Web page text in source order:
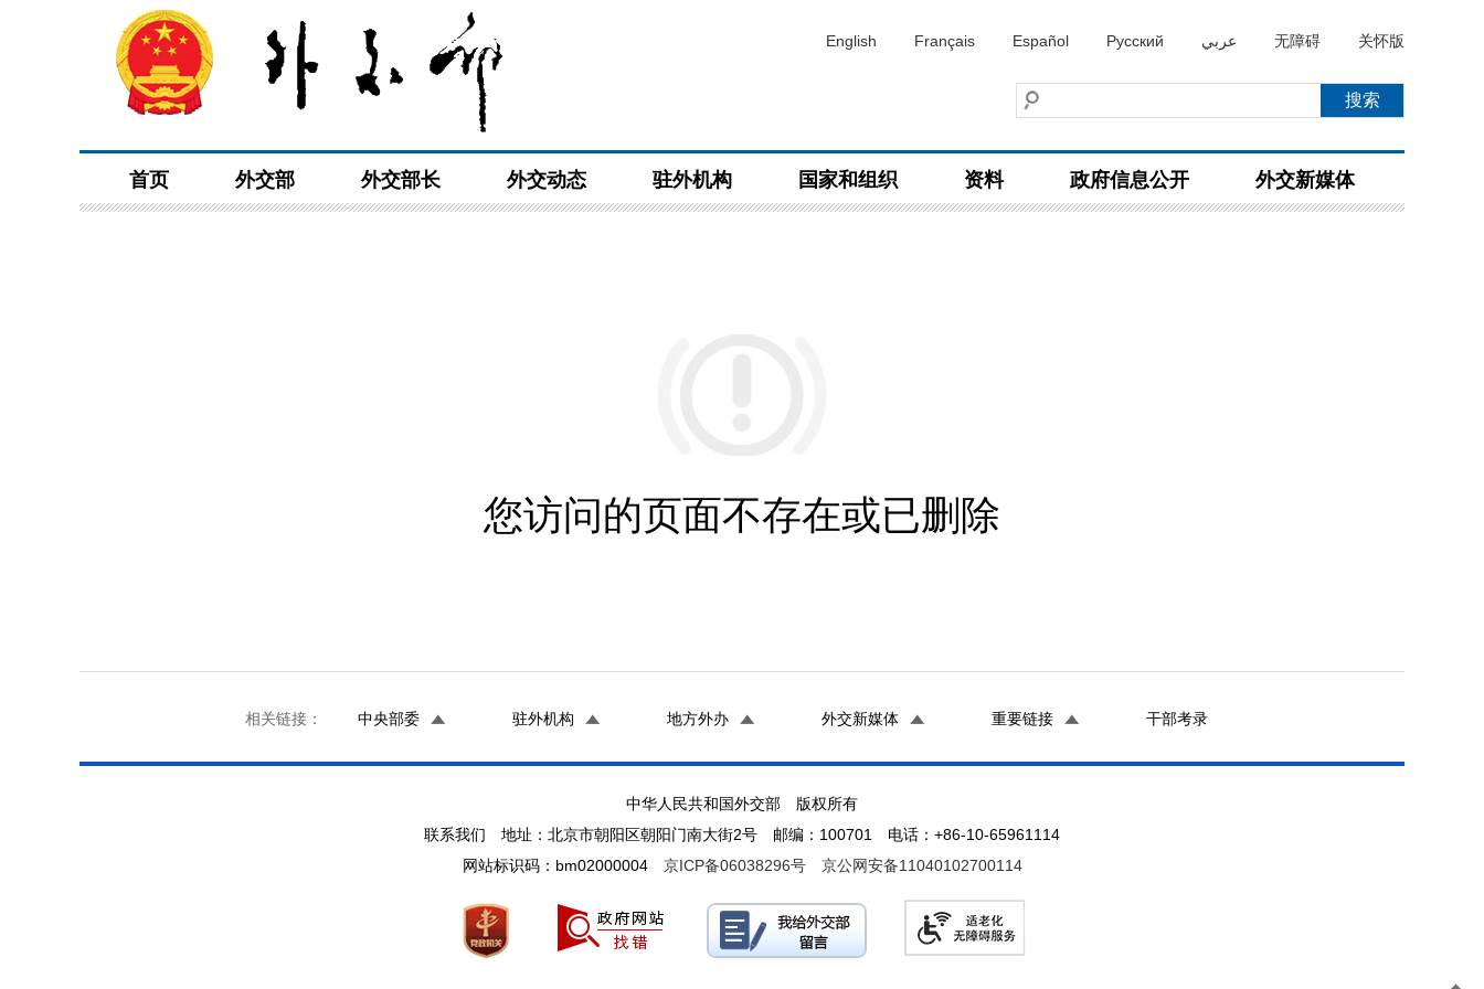
English Français Español Русский عربي 无障碍 关怀版
首页 外交部 外交部长 外交动态 驻外机构 国家和组织 资料 政府信息公开 外交新媒体
您访问的页面不存在或已删除
相关链接： 中央部委 驻外机构 地方外办 外交新媒体 重要链接 干部考录
中华人民共和国外交部 版权所有
联系我们 地址：北京市朝阳区朝阳门南大街2号 邮编：100701 电话：+86-10-65961114
网站标识码：bm02000004 京ICP备06038296号 京公网安备11040102700114